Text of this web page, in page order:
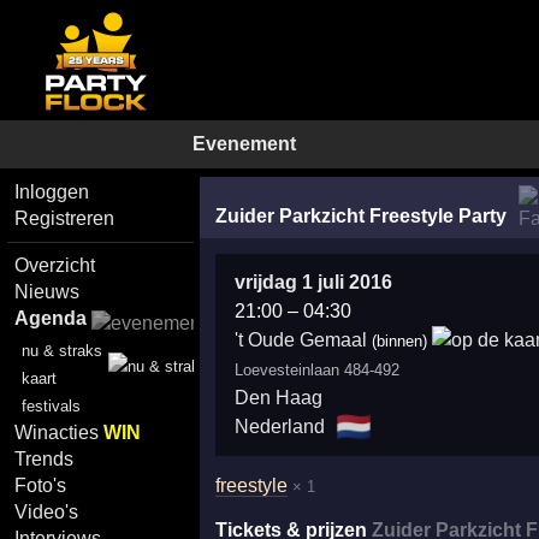
Evenement
Inloggen
Registreren
Overzicht
Nieuws
Agenda
nu & straks
kaart
festivals
WinactiesWIN
Trends
Foto's
Video's
Zuider Parkzicht Freestyle Party
vrijdag 1 juli 2016
21:00– 04:30
't Oude Gemaal (binnen)
Loevesteinlaan 484-492
Den Haag
Nederland
🇳🇱
freestyle × 1
Tickets & prijzen Zuider Parkzicht